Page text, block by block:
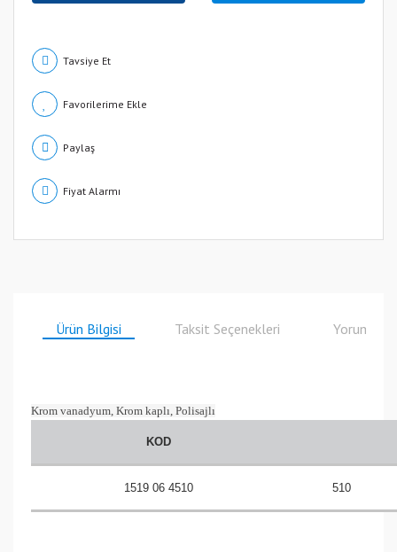
Tavsiye Et
Paylaş
Fiyat Alarmı
Ürün Bilgisi Taksit Seçenekleri Yorumlar
Krom vanadyum, Krom kaplı, Polisajlı
KOD
1519 06 4510 510